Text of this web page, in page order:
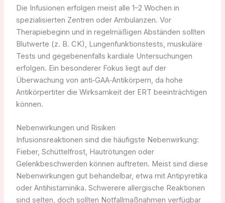
Die Infusionen erfolgen meist alle 1–2 Wochen in
spezialisierten Zentren oder Ambulanzen. Vor
Therapiebeginn und in regelmäßigen Abständen sollten
Blutwerte (z. B. CK), Lungenfunktionstests, muskuläre
Tests und gegebenenfalls kardiale Untersuchungen
erfolgen. Ein besonderer Fokus liegt auf der
Überwachung von anti‑GAA‑Antikörpern, da hohe
Antikörpertiter die Wirksamkeit der ERT beeinträchtigen
können.
Nebenwirkungen und Risiken
Infusionsreaktionen sind die häufigste Nebenwirkung:
Fieber, Schüttelfrost, Hautrötungen oder
Gelenkbeschwerden können auftreten. Meist sind diese
Nebenwirkungen gut behandelbar, etwa mit Antipyretika
oder Antihistaminika. Schwerere allergische Reaktionen
sind selten, doch sollten Notfallmaßnahmen verfügbar